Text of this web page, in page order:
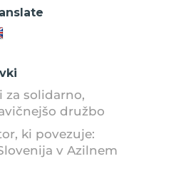
za solidarno,
družbo
ki povezuje:
v Azilnem